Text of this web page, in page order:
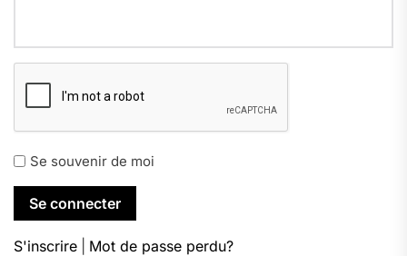
Se souvenir de moi
S'inscrire Mot de passe perdu?